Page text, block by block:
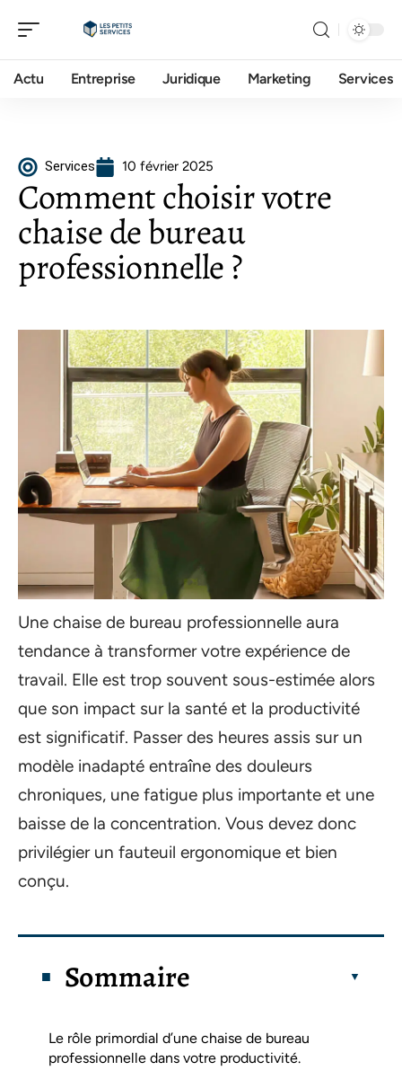
Actu Entreprise Juridique Marketing Services
Services 10 février 2025
Comment choisir votre
chaise de bureau
professionnelle ?
Une chaise de bureau professionnelle aura
tendance à transformer votre expérience de
travail. Elle est trop souvent sous-estimée alors
que son impact sur la santé et la productivité
est significatif. Passer des heures assis sur un
modèle inadapté entraîne des douleurs
chroniques, une fatigue plus importante et une
baisse de la concentration. Vous devez donc
privilégier un fauteuil ergonomique et bien
conçu.
Sommaire
Le rôle primordial d’une chaise de bureau
professionnelle dans votre productivité.